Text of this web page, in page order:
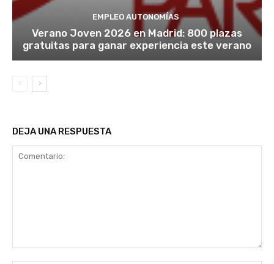
EMPLEO AUTONOMÍAS
Verano Joven 2026 en Madrid: 800 plazas
gratuitas para ganar experiencia este verano
DEJA UNA RESPUESTA